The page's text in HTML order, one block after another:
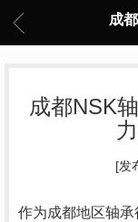
成
成都NSK
[发
作为成都地区轴